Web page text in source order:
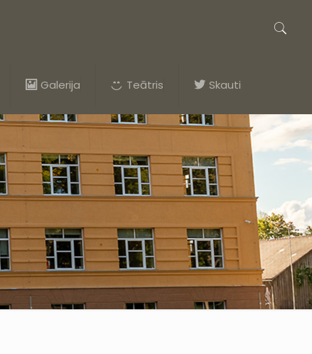
Galerija Teātris Skauti